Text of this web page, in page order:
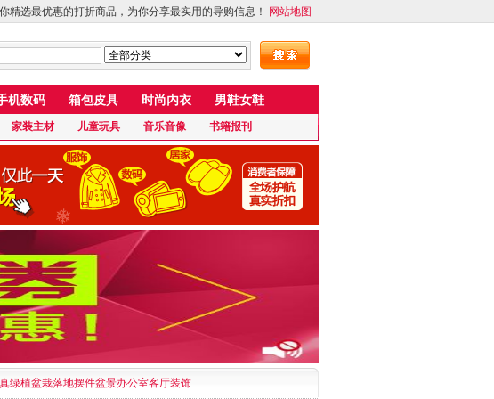
精选最优惠的打折商品，为你分享最实用的导购信息！ 网站地图
机数码 箱包皮具 时尚内衣 男鞋女鞋
家装主材 儿童玩具 音乐音像 书籍报刊
绿植盆栽落地摆件盆景办公室客厅装饰